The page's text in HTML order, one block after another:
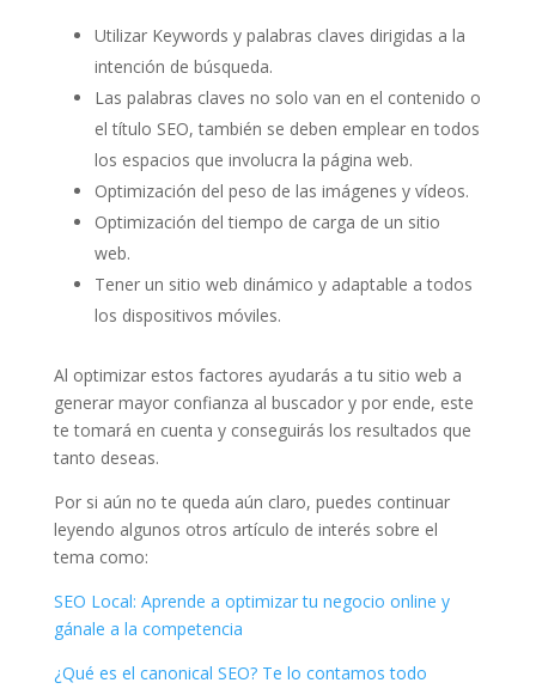
Utilizar Keywords y palabras claves dirigidas a la
intención de búsqueda.
Las palabras claves no solo van en el contenido o
el título SEO, también se deben emplear en todos
los espacios que involucra la página web.
Optimización del peso de las imágenes y vídeos.
Optimización del tiempo de carga de un sitio
web.
Tener un sitio web dinámico y adaptable a todos
los dispositivos móviles.
Al optimizar estos factores ayudarás a tu sitio web a
generar mayor confianza al buscador y por ende, este
te tomará en cuenta y conseguirás los resultados que
tanto deseas.
Por si aún no te queda aún claro, puedes continuar
leyendo algunos otros artículo de interés sobre el
tema como:
SEO Local: Aprende a optimizar tu negocio online y
gánale a la competencia
¿Qué es el canonical SEO? Te lo contamos todo